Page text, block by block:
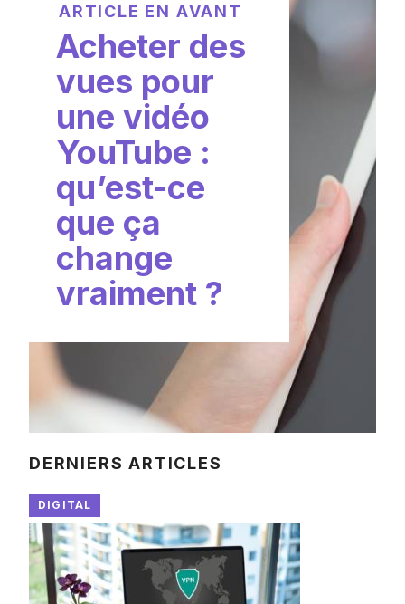
ARTICLE EN AVANT
Acheter des
vues pour
une vidéo
YouTube :
qu’est-ce
que ça
change
vraiment ?
DERNIERS ARTICLES
DIGITAL